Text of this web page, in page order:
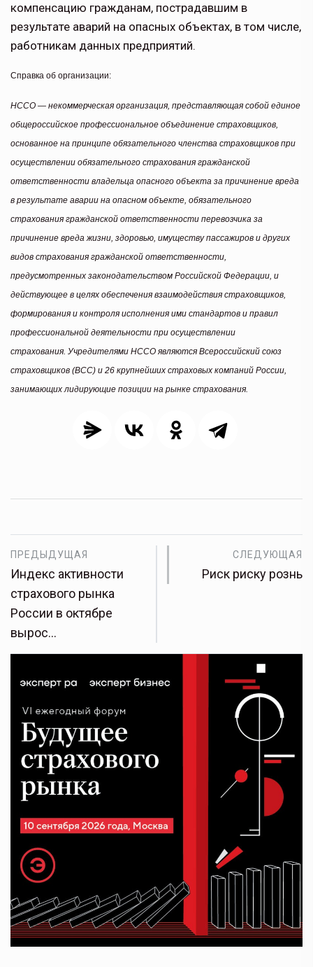
компенсацию гражданам, пострадавшим в
результате аварий на опасных объектах, в том числе,
работникам данных предприятий.
Справка об организации:
НССО — некоммерческая организация, представляющая собой единое
общероссийское профессиональное объединение страховщиков,
основанное на принципе обязательного членства страховщиков при
осуществлении обязательного страхования гражданской
ответственности владельца опасного объекта за причинение вреда
в результате аварии на опасном объекте, обязательного
страхования гражданской ответственности перевозчика за
причинение вреда жизни, здоровью, имуществу пассажиров и других
видов страхования гражданской ответственности,
предусмотренных законодательством Российской Федерации, и
действующее в целях обеспечения взаимодействия страховщиков,
формирования и контроля исполнения ими стандартов и правил
профессиональной деятельности при осуществлении
страхования. Учредителями НССО являются Всероссийский союз
страховщиков (ВСС) и 26 крупнейших страховых компаний России,
занимающих лидирующие позиции на рынке страхования.
ПРЕДЫДУЩАЯ
Индекс активности
страхового рынка
России в октябре
вырос…
СЛЕДУЮЩАЯ
Риск риску рознь